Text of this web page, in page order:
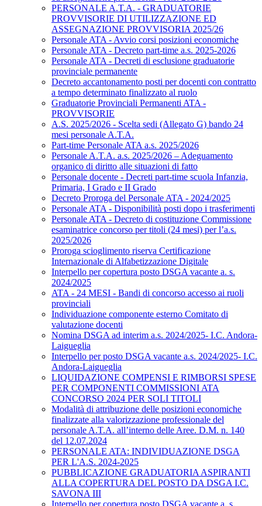
PERSONALE A.T.A. - GRADUATORIE
PROVVISORIE DI UTILIZZAZIONE ED
ASSEGNAZIONE PROVVISORIA 2025/26
Personale ATA - Avvio corsi posizioni economiche
Personale ATA - Decreto part-time a.s. 2025-2026
Personale ATA - Decreti di esclusione graduatorie
provinciale permanente
Decreto accantonamento posti per docenti con contratto
a tempo determinato finalizzato al ruolo
Graduatorie Provinciali Permanenti ATA -
PROVVISORIE
A.S. 2025/2026 - Scelta sedi (Allegato G) bando 24
mesi personale A.T.A.
Part-time Personale ATA a.s. 2025/2026
Personale A.T.A. a.s. 2025/2026 – Adeguamento
organico di diritto alle situazioni di fatto
Personale docente - Decreti part-time scuola Infanzia,
Primaria, I Grado e II Grado
Decreto Proroga del Personale ATA - 2024/2025
Personale ATA - Disponibilità posti dopo i trasferimenti
Personale ATA - Decreto di costituzione Commissione
esaminatrice concorso per titoli (24 mesi) per l’a.s.
2025/2026
Proroga scioglimento riserva Certificazione
Internazionale di Alfabetizzazione Digitale
Interpello per copertura posto DSGA vacante a. s.
2024/2025
ATA - 24 MESI - Bandi di concorso accesso ai ruoli
provinciali
Individuazione componente esterno Comitato di
valutazione docenti
Nomina DSGA ad interim a.s. 2024/2025- I.C. Andora-
Laigueglia
Interpello per posto DSGA vacante a.s. 2024/2025- I.C.
Andora-Laigueglia
LIQUIDAZIONE COMPENSI E RIMBORSI SPESE
PER COMPONENTI COMMISSIONI ATA
CONCORSO 2024 PER SOLI TITOLI
Modalità di attribuzione delle posizioni economiche
finalizzate alla valorizzazione professionale del
personale A.T.A. all’interno delle Aree. D.M. n. 140
del 12.07.2024
PERSONALE ATA: INDIVIDUAZIONE DSGA
PER L'A.S. 2024-2025
PUBBLICAZIONE GRADUATORIA ASPIRANTI
ALLA COPERTURA DEL POSTO DA DSGA I.C.
SAVONA III